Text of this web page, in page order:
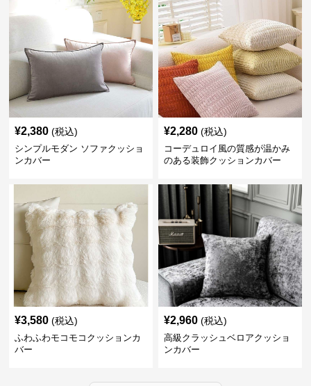
¥2,380 (税込)
シンプルモダン ソファクッショ
ンカバー
¥2,280 (税込)
コーデュロイ風の質感が温かみ
のある装飾クッションカバー
¥3,580 (税込)
ふわふわモコモコクッションカ
バー
¥2,960 (税込)
高級クラッシュベロアクッショ
ンカバー